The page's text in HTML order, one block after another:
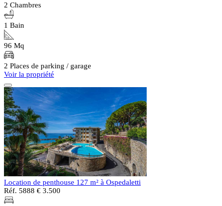
2 Chambres
1 Bain
96 Mq
2 Places de parking / garage
Voir la propriété
Location de penthouse 127 m² à Ospedaletti
Réf. 5888 € 3.500